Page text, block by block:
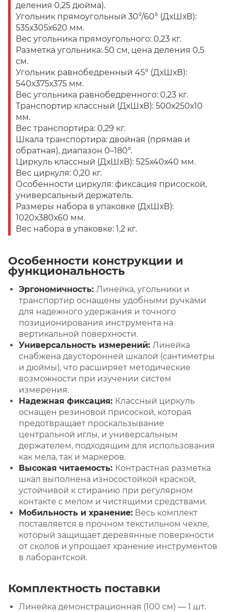
деления 0,25 дюйма).
Угольник прямоугольный 30°/60° (ДхШхВ):
535х305х620 мм.
Вес угольника прямоугольного: 0,23 кг.
Разметка угольника: 50 см, цена деления 0,5
см.
Угольник равнобедренный 45° (ДхШхВ):
540х375х375 мм.
Вес угольника равнобедренного: 0,23 кг.
Транспортир классный (ДхШхВ): 500х250х10
мм.
Вес транспортира: 0,29 кг.
Шкала транспортира: двойная (прямая и
обратная), диапазон 0–180°.
Циркуль классный (ДхШхВ): 525х40х40 мм.
Вес циркуля: 0,20 кг.
Особенности циркуля: фиксация присоской,
универсальный держатель.
Размеры набора в упаковке (ДхШхВ):
1020х380х60 мм.
Вес набора в упаковке: 1,2 кг.
Особенности конструкции и
функциональность
Эргономичность: Линейка, угольники и
транспортир оснащены удобными ручками
для надежного удержания и точного
позиционирования инструмента на
вертикальной поверхности.
Универсальность измерений: Линейка
снабжена двусторонней шкалой (сантиметры
и дюймы), что расширяет методические
возможности при изучении систем
измерения.
Надежная фиксация: Классный циркуль
оснащен резиновой присоской, которая
предотвращает проскальзывание
центральной иглы, и универсальным
держателем, подходящим для использования
как мела, так и маркеров.
Высокая читаемость: Контрастная разметка
шкал выполнена износостойкой краской,
устойчивой к стиранию при регулярном
контакте с мелом и чистящими средствами.
Мобильность и хранение: Весь комплект
поставляется в прочном текстильном чехле,
который защищает деревянные поверхности
от сколов и упрощает хранение инструментов
в лаборантской.
Комплектность поставки
Линейка демонстрационная (100 см) — 1 шт.